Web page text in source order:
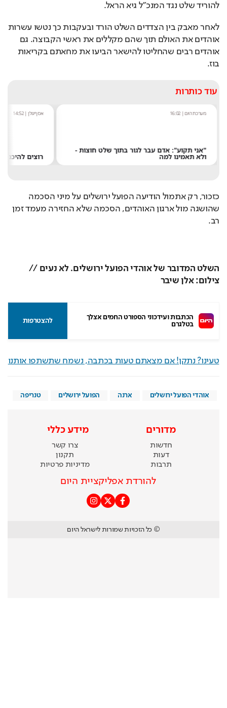
להוריד שלט נגד המנכ"ל גיא הראל.
לאחר מאבק בין הצדדים השלט הורד ובעקבות כך נטשו עשרות
אוהדים את האולם תוך שהם מקללים את ראשי הקבוצה. גם
אוהדים רבים שהחליטו להישאר הביעו את מחאתם בקריאות
בוז.
עוד כותרות
מערכת היום|
16:02
"אני תקוע": אדם עבר לגור בתוך שלט חוצות -
ולא תאמינו למה
אסף גולן|
14:52
רוצים להיכנס
כזכור, רק אתמול הודיעה הפועל ירושלים על מיני הסכמה
שהושגה מול ארגון האוהדים, הסכמה שלא החזירה מעמד זמן
רב.
השלט המדובר של אוהדי הפועל ירושלים. לא נעים //
צילום: אלן שיבר
הכתבות ועידכוני הספורט החמים אצלך
בטלגרם
להצטרפות
טעינו? נתקן! אם מצאתם טעות בכתבה, נשמח שתשתפו אותנו
אוהדי הפועל ירושלים ארנה הפועל ירושלים טנריפה
מדורים
חדשות
דעות
תרבות
מידע כללי
צרו קשר
תקנון
מדיניות פרטיות
להורדת אפליקציית היום
© כל הזכויות שמורות לישראל היום